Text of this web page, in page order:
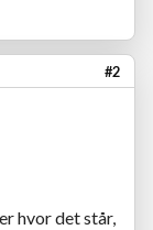
#2
hvor det står,